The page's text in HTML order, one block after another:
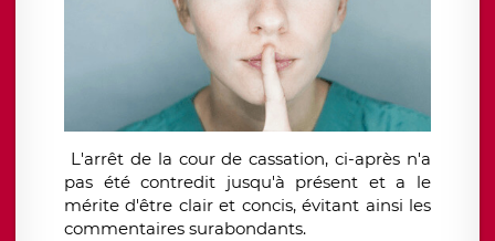
L'arrêt de la cour de cassation, ci-après n'a
pas été contredit jusqu'à présent et a le
mérite d'être clair et concis, évitant ainsi les
commentaires surabondants.